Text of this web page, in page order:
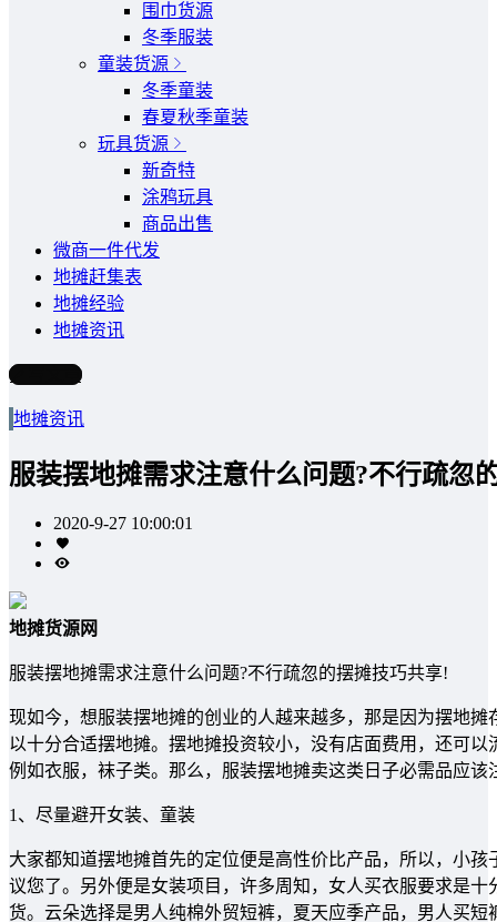
围巾货源
冬季服装
童装货源
冬季童装
春夏秋季童装
玩具货源
新奇特
涂鸦玩具
商品出售
微商一件代发
地摊赶集表
地摊经验
地摊资讯
写文章
地摊资讯
服装摆地摊需求注意什么问题?不行疏忽
2020-9-27 10:00:01
地摊货源网
服装摆地摊需求注意什么问题?不行疏忽的摆摊技巧共享!
现如今，想服装摆地摊的创业的人越来越多，那是因为摆地
以十分合适摆地摊。摆地摊投资较小，没有店面费用，还可
例如衣服，袜子类。那么，服装摆地摊卖这类日子必需品应该
1、尽量避开女装、童装
大家都知道摆地摊首先的定位便是高性价比产品，所以，小
议您了。另外便是女装项目，许多周知，女人买衣服要求是
货。云朵选择是男人纯棉外贸短裤，夏天应季产品，男人买